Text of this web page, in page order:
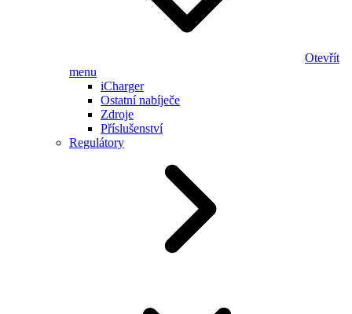
Otevřít
menu
iCharger
Ostatní nabíječe
Zdroje
Příslušenství
Regulátory